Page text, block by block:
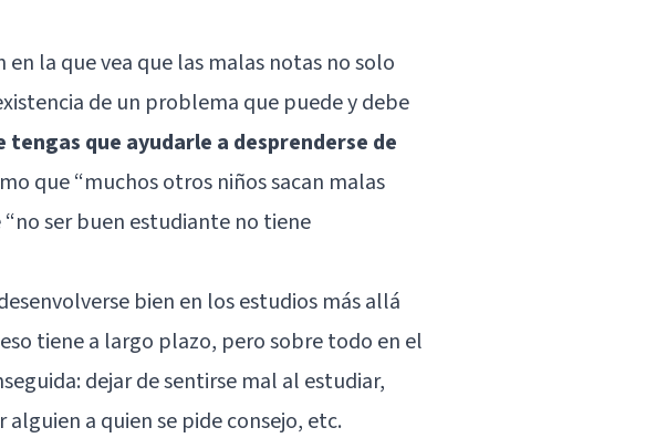
la que vea que las malas notas no solo
de un problema que puede y debe
tengas que ayudarle a desprenderse de
que “muchos otros niños sacan malas
ser buen estudiante no tiene
bien en los estudios más allá
tiene a largo plazo, pero sobre todo en el
dejar de sentirse mal al estudiar,
a quien se pide consejo, etc.